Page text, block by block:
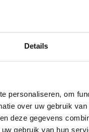
Details
personaliseren, om
over uw gebruik
deze gegevens
gebruik van hun
hebben topwerk